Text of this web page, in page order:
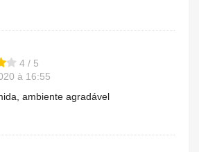
4 / 5
à 16:55
ambiente agradável